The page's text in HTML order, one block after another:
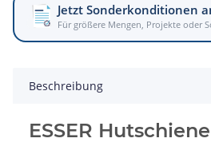
Jetzt Sonderkonditionen
Für größere Mengen, Projekte oder
Beschreibung
ESSER Hutschiene